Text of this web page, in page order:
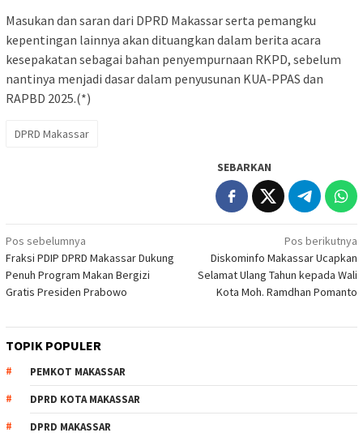
Masukan dan saran dari DPRD Makassar serta pemangku
kepentingan lainnya akan dituangkan dalam berita acara
kesepakatan sebagai bahan penyempurnaan RKPD, sebelum
nantinya menjadi dasar dalam penyusunan KUA-PPAS dan
RAPBD 2025.(*)
DPRD Makassar
SEBARKAN
Navigasi
pos
Pos sebelumnya
Fraksi PDIP DPRD Makassar Dukung
Penuh Program Makan Bergizi
Gratis Presiden Prabowo
Pos berikutnya
Diskominfo Makassar Ucapkan
Selamat Ulang Tahun kepada Wali
Kota Moh. Ramdhan Pomanto
TOPIK POPULER
PEMKOT MAKASSAR
DPRD KOTA MAKASSAR
DPRD MAKASSAR